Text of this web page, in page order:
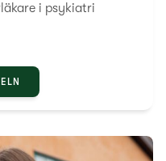
i psykiatri